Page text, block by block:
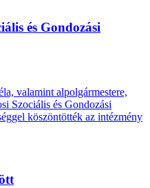
és Gondozási
valamint alpolgármestere,
Szociális és Gondozási
köszöntötték az intézmény